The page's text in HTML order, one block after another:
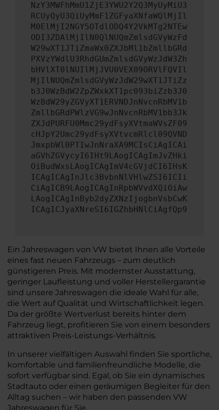
NzY3MWFhMmU1ZjE3YWU2Y2Q3MyUyMiU3
RCUyQyU3QiUyMmF1ZGFyaXNfaWQlMjIl
M0ElMjI2NGY5OTdlODQ4Y2VkMTg2NTEw
ODI3ZDAlMjIlN0QlNUQmZmlsdGVyWzFd
W29wXT1JTiZmaWx0ZXJbMl1bZmllbGRd
PXVzYWdlU3RhdGUmZmlsdGVyWzJdW3Zh
bHVlXT0lNUIlMjJVU0VEX09ORVlFQVIl
MjIlNUQmZmlsdGVyWzJdW29wXT1JTiZz
b3J0WzBdW2ZpZWxkXT1pc093biZzb3J0
WzBdW29yZGVyXT1ERVNDJnNvcnRbMV1b
ZmllbGRdPWlzVG9wJnNvcnRbMV1bb3Jk
ZXJdPURFU0Mmc29ydFsyXVtmaWVsZF09
cHJpY2Umc29ydFsyXVtvcmRlcl09QVND
JmxpbWl0PTIwJnNraXA9MCIsCiAgICAi
aGVhZGVycyI6IHt9LAogICAgImJvZHki
OiBudWxsLAogICAgImV4cGVjdCI6IHsK
ICAgICAgInJlc3BvbnNlVHlwZSI6ICIi
CiAgICB9LAogICAgInRpbWVvdXQiOiAw
LAogICAgInByb2dyZXNzIjogbnVsbCwK
ICAgICJyaXNreSI6IGZhbHNlCiAgfQp9
Ein Jahreswagen von VW bietet Ihnen alle Vorteile
eines fast neuen Fahrzeugs – zum deutlich
günstigeren Preis. Mit modernster Ausstattung,
geringer Laufleistung und voller Herstellergarantie
sind unsere Jahreswagen die ideale Wahl für alle,
die Wert auf Qualität und Wirtschaftlichkeit legen.
Da der größte Wertverlust bereits hinter dem
Fahrzeug liegt, profitieren Sie von einem besonders
attraktiven Preis-Leistungs-Verhältnis.
In unserer vielfältigen Auswahl finden Sie sportliche,
komfortable und familienfreundliche Modelle, die
sofort verfügbar sind. Egal, ob Sie ein dynamisches
Stadtauto oder einen geräumigen Begleiter für den
Alltag suchen – wir haben den passenden VW
Jahreswagen für Sie.